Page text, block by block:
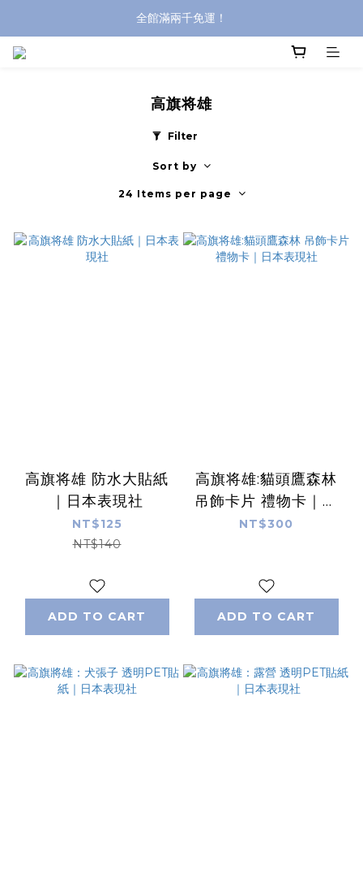
全館滿兩千免運！
全館滿兩千免運！
高旗将雄
Filter
Sort by
24 Items per page
高旗将雄 防水大貼紙
｜日本表現社
NT$125
NT$140
ADD TO CART
高旗将雄:貓頭鷹森林
吊飾卡片 禮物卡｜日
本表現社
NT$300
ADD TO CART